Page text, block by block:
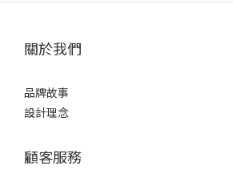
關於我們
品牌故事
設計理念
顧客服務